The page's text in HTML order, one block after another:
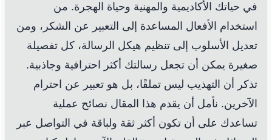
في حياتك الأكاديمية والمهنية وحياة الهجرة. من
استخدام الأفعال المساعدة إلى التعبير عن الشكر، ومن
تعديل الأسلوب إلى تنظيم هيكل الرسالة، كل تفصيلة
صغيرة يمكن أن تجعل رسالتك أكثر احترافية وجاذبية.
تذكر أن التهذيب ليس تملقًا، بل هو تعبير عن احترام
الآخرين. نأمل أن يقدم هذا المقال نصائح عملية
تساعدك على أن تكون أكثر ثقة ولباقة في التواصل عبر